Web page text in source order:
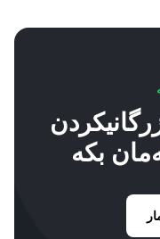
بکە